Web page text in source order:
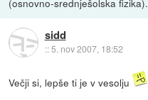
sidd
::5. nov 2007, 18:52
Večji si, lepše ti je v vesolju